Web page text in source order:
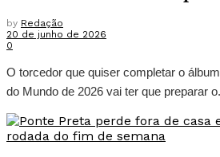
by Redação
20 de junho de 2026
0
O torcedor que quiser completar o
do Mundo de 2026 vai ter que preparar